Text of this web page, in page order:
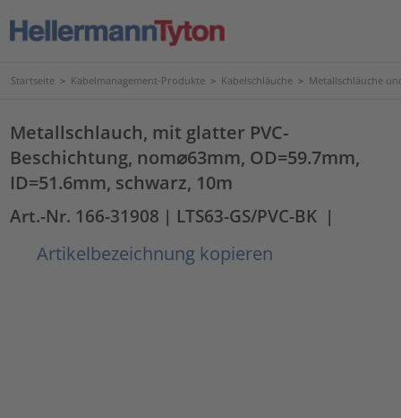
Startseite > Kabelmanagement-Produkte > Kabelschläuche > Metallschläuche
Metallschlauch, mit glatter PVC-
Beschichtung, nom⌀63mm, OD=59.7mm,
ID=51.6mm, schwarz, 10m
Art.-Nr. 166-31908 | LTS63-GS/PVC-BK |
Artikelbezeichnung kopieren